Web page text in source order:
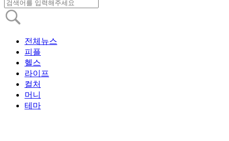
전체뉴스
피플
헬스
라이프
컬처
머니
테마